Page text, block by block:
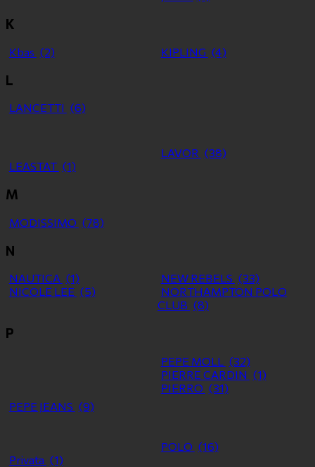
K
Kbas (2) KIPLING (4)
L
LANCETTI (6)
LAVOR (38)
LEASTAT (1)
M
MODISSIMO (78)
N
NAUTICA (1) NEW REBELS (33)
NICOLE LEE (5)
NORTHAMPTON POLO
CLUB (8)
P
PEPE JEANS (9)
PEPE MOLL
(32)
PIERRE CARDIN (1)
PIERRO (31)
POLO (16)
Privata (1)